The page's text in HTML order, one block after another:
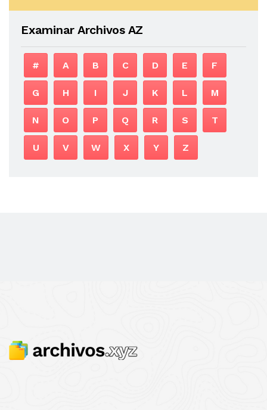
Examinar Archivos AZ
# A B C D E F
G H I J K L M
N O P Q R S T
U V W X Y Z